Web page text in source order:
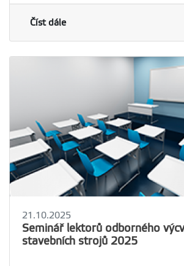
Číst dále
21.10.2025
Seminář lektorů odborného
stavebních strojů 2025